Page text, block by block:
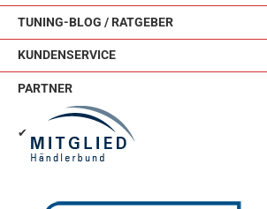
TUNING-BLOG / RATGEBER
KUNDENSERVICE
PARTNER
✔